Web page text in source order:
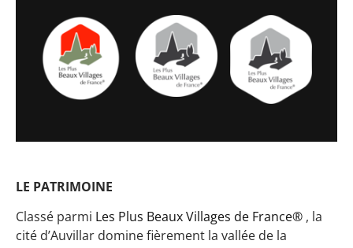
LE PATRIMOINE
Classé parmi Les Plus Beaux Villages de France® , la
cité d’Auvillar domine fièrement la vallée de la